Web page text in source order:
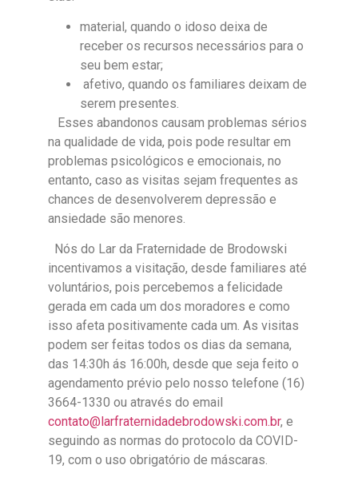
material, quando o idoso deixa de
receber os recursos necessários para o
seu bem estar;
afetivo, quando os familiares deixam de
serem presentes.
Esses abandonos causam problemas sérios
na qualidade de vida, pois pode resultar em
problemas psicológicos e emocionais, no
entanto, caso as visitas sejam frequentes as
chances de desenvolverem depressão e
ansiedade são menores.
Nós do Lar da Fraternidade de Brodowski
incentivamos a visitação, desde familiares até
voluntários, pois percebemos a felicidade
gerada em cada um dos moradores e como
isso afeta positivamente cada um. As visitas
podem ser feitas todos os dias da semana,
das 14:30h ás 16:00h, desde que seja feito o
agendamento prévio pelo nosso telefone (16)
3664-1330 ou através do email
contato@larfraternidadebrodowski.com.br, e
seguindo as normas do protocolo da COVID-
19, com o uso obrigatório de máscaras.